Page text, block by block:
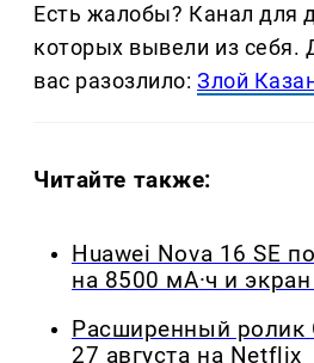
Есть жалобы? Канал для
которых вывели из себя.
вас разозлило:Злой
Читайте также:
Huawei Nova 16 SE
на 8500 мА·ч и
Расширенный ролик
27 августа на Netflix